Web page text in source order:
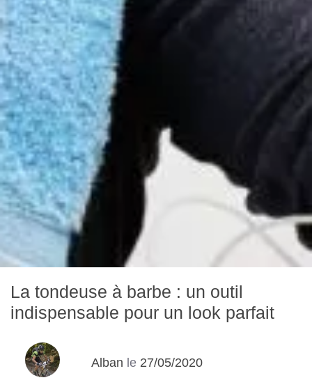
La tondeuse à barbe : un outil
indispensable pour un look parfait
Alban le 27/05/2020